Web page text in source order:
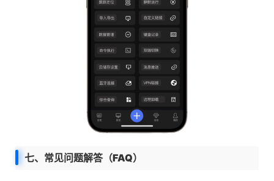
七、常见问题解答（FAQ）